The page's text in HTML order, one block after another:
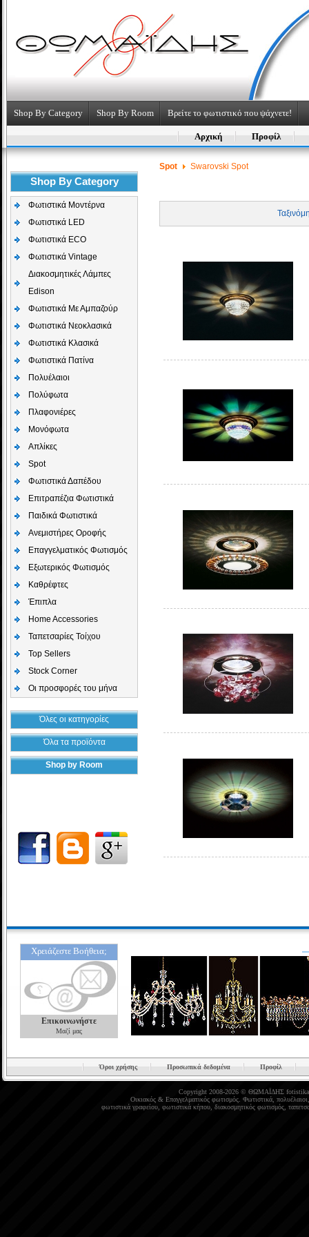
Shop By Category Shop By Room Βρείτε το φωτιστικό που ψάχνετε!
Αρχική Προφίλ
Shop By Category
Φωτιστικά Μοντέρνα
Φωτιστικά LED
Φωτιστικά ECO
Φωτιστικά Vintage
Διακοσμητικές Λάμπες
Edison
Φωτιστικά Με Αμπαζούρ
Φωτιστικά Νεοκλασικά
Φωτιστικά Κλασικά
Φωτιστικά Πατίνα
Πολυέλαιοι
Πολύφωτα
Πλαφονιέρες
Μονόφωτα
Απλίκες
Spot
Φωτιστικά Δαπέδου
Επιτραπέζια Φωτιστικά
Παιδικά Φωτιστικά
Aνεμιστήρες Οροφής
Επαγγελματικός Φωτισμός
Εξωτερικός Φωτισμός
Καθρέφτες
Έπιπλα
Home Accessories
Ταπετσαρίες Τοίχου
Top Sellers
Stock Corner
Οι προσφορές του μήνα
Όλες οι κατηγορίες
Όλα τα προϊόντα
Shop by Room
Spot Swarovski Spot
Χρειάζεστε Βοήθεια;
Επικοινωνήστε
Μαζί μας
Όροι χρήσης Προσωπικά δεδομένα Προφίλ
Copyright 2008-2026 © ΘΩΜΑΪΔΗΣ
Οικιακός& Επαγγελματικός φωτισμός. Φωτιστικά, πολυέλαιοι
φωτιστικά γραφείου, φωτιστικά κήπου, διακοσμητικός φωτισμός,